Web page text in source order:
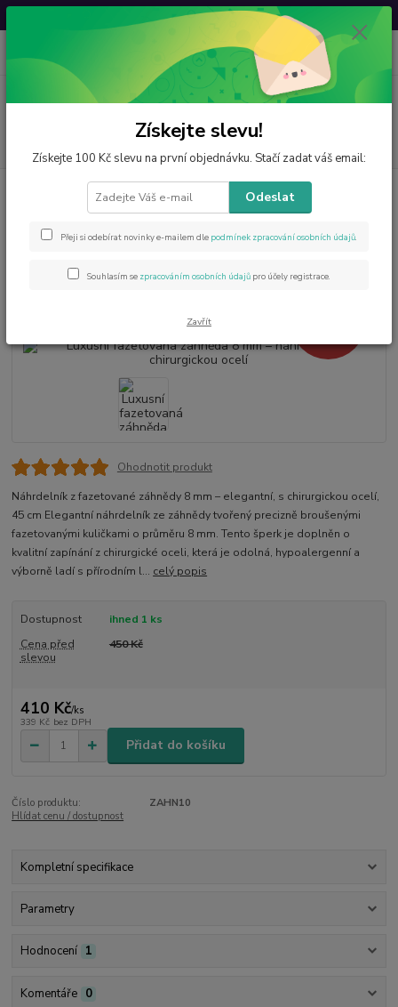
Svatovavřinecká sleva: 20 % s kódemVAVRINEC20
Menu
CZK 0
za
Šperky z minerálů
Luxusní fazetovaná záhněda 8 mm –
náhrdelník s chirurgickou ocelí
Luxusní fazetovaná záhněda 8
mm – náhrdelník s chirurgickou
Ohodnotit produkt
Náhrdelník z fazetované záhnědy 8 mm – elegantní, s chirurgickou ocelí,
45 cm Elegantní náhrdelník ze záhnědy tvořený precizně broušenými
fazetovanými kuličkami o průměru 8 mm. Tento šperk je doplněn o
kvalitní zapínání z chirurgické oceli, která je odolná, hypoalergenní a
výborně ladí s přírodním l... celý popis
Dostupnost
ihned 1 ks
Cena před
slevou
450 Kč
410 Kč/ks
339 Kč bez DPH
Přidat do košíku
Číslo produktu:
ZAHN10
Hlídat cenu / dostupnost
Kompletní specifikace
Parametry
Hodnocení 1
Komentáře 0
Získejte slevu!
Získejte 100 Kč slevu na první objednávku. Stačí zadat váš email:
Odeslat
Přeji si odebírat novinky e-mailem dle podmínek zpracování osobních údajů.
Souhlasím se zpracováním osobních údajů pro účely registrace.
Zavřít